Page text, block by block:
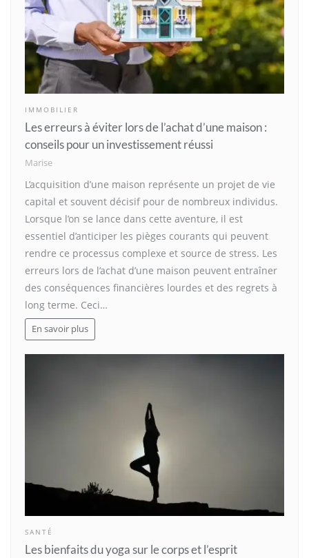
IMMOBILIER
Les erreurs à éviter lors de l’achat d’une maison :
conseils pour un investissement réussi
Marise
L’acquisition d’une maison représente un projet de vie
capital et souvent décisif pour de nombreux individus.
Lorsque l’on se lance dans cette aventure, il est
essentiel d’anticiper les pièges courants qui peuvent
rendre ce processus complexe et source de stress. Les
erreurs lors de l’achat d’une maison peuvent entraîner
des conséquences financières lourdes et des regrets à
long terme. Ceci…
En savoir plus
SANTÉ
Les bienfaits du yoga sur le corps et l’esprit